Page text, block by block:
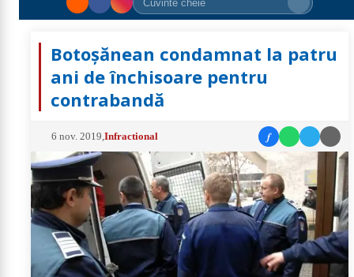
Botoșănean condamnat la patru
ani de închisoare pentru
contrabandă
6 nov. 2019 ,Infractional f